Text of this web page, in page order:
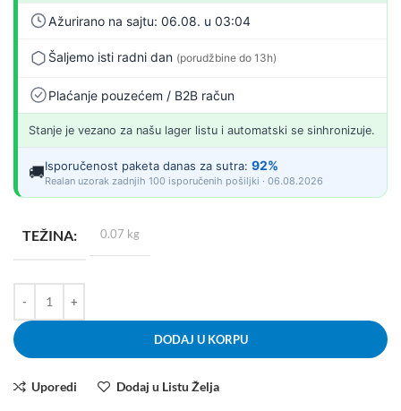
Ažurirano na sajtu: 06.08. u 03:04
Šaljemo isti radni dan (porudžbine do 13h)
Plaćanje pouzećem / B2B račun
Stanje je vezano za našu lager listu i automatski se sinhronizuje.
🚚Isporučenost paketa danas za sutra: 92%
Realan uzorak zadnjih 100 isporučenih pošiljki · 06.08.2026
TEŽINA 0.07 kg
DODAJ U KORPU
Uporedi Dodaj u Listu Želja